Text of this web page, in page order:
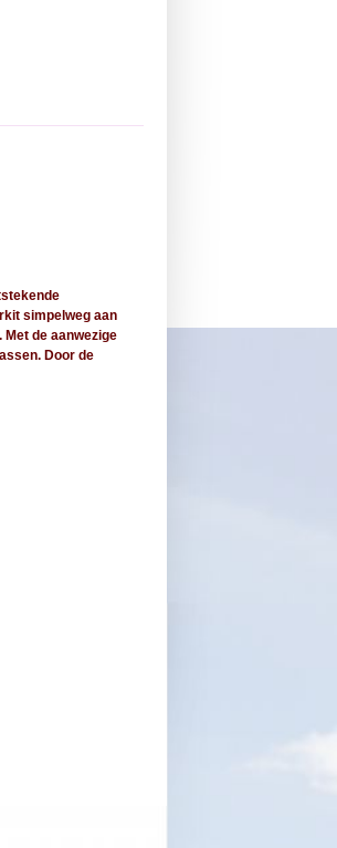
simpelweg aan
de aanwezige
Door de